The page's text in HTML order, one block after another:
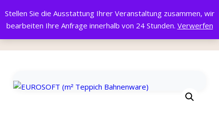
Stellen Sie die Ausstattung Ihrer Veranstaltung zusammen, wir
bearbeiten Ihre Anfrage innerhalb von 24 Stunden. Verwerfen
Start/BODENBELÄGE/ EUROSOFT (m² Teppich Bahnenware)